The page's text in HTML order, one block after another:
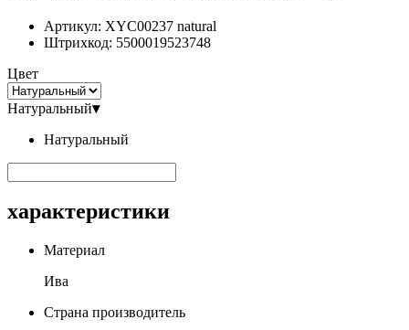
Артикул: XYC00237 natural
Штрихкод: 5500019523748
Цвет
Натуральный▾
Натуральный
характеристики
Материал
Ива
Страна производитель